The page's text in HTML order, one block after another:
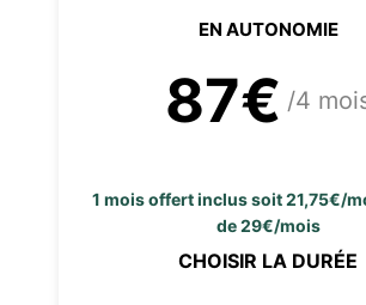
EN AUTONOMIE
87€ /4
1 mois offert inclus soit 21,75€/
de 29€/mois
CHOISIR LA DURÉE